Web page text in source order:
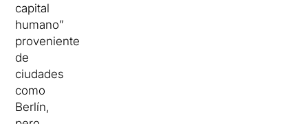
capital
humano”
proveniente
de
ciudades
como
Berlín,